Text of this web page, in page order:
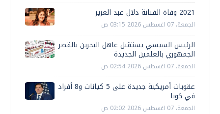
2021 وفاة الفنانة دلال عبد العزيز
الجمعة، 07 اغسطس 2026 03:15 ص
الرئيس السيسي يستقبل عاهل البحرين بالقصر
الجمهوري بالعلمين الجديدة
الجمعة، 07 اغسطس 2026 02:54 ص
عقوبات أمريكية جديدة على 5 كيانات و8 أفراد
في كوبا
الجمعة، 07 اغسطس 2026 02:02 ص